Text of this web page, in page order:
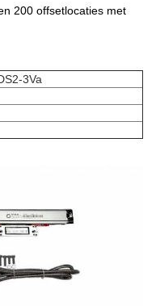
200 offsetlocaties met
3Va